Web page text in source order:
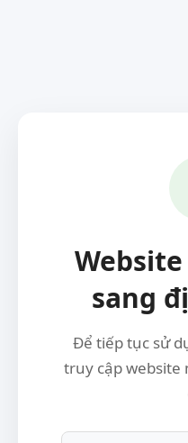
sang
Để tiếp tục sử
truy cập website